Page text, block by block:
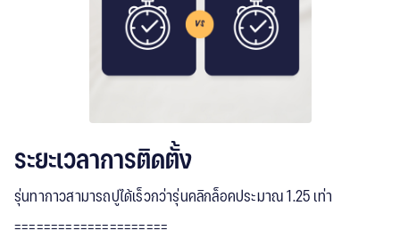
ระยะเวลาการติดตั้ง
รุ่นทากาวสามารถปูได้เร็วกว่ารุ่นคลิกล็อคประมาณ 1.25 เท่า
=====================